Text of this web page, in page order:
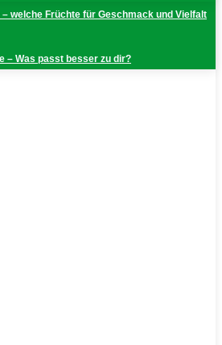
– welche Früchte für Geschmack und Vielfalt
– Was passt besser zu dir?